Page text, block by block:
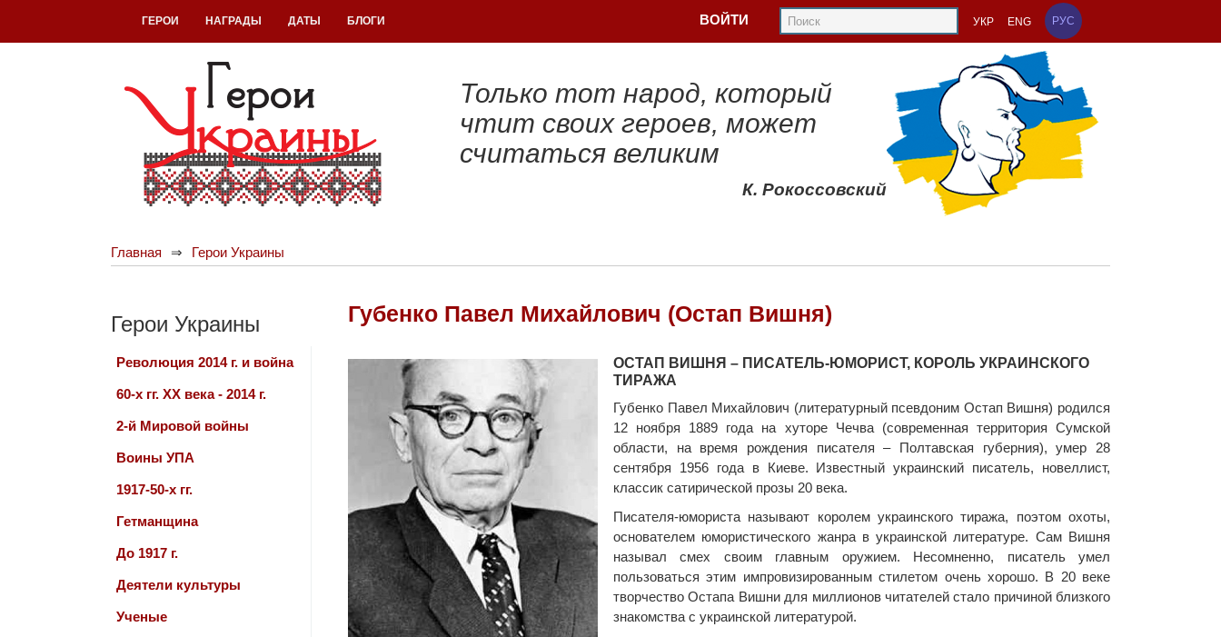
ГЕРОИ НАГРАДЫ ДАТЫ БЛОГИ ВОЙТИ УКР ENG РУС
Только тот народ, который
чтит своих героев, может
считаться великим
К. Рокоссовский
Главная Герои Украины
Губенко Павел Михайлович (Остап Вишня)
ОСТАП ВИШНЯ – ПИСАТЕЛЬ-ЮМОРИСТ, КОРОЛЬ УКРАИНСКОГО
ТИРАЖА
Губенко Павел Михайлович (литературный псевдоним Остап Вишня) родился
12 ноября 1889 года на хуторе Чечва (современная территория Сумской
области, на время рождения писателя – Полтавская губерния), умер 28
сентября 1956 года в Киеве. Известный украинский писатель, новеллист,
классик сатирической прозы 20 века.
Писателя-юмориста называют королем украинского тиража, поэтом охоты,
основателем юмористического жанра в украинской литературе. Сам Вишня
называл смех своим главным оружием. Несомненно, писатель умел
пользоваться этим импровизированным стилетом очень хорошо. В 20 веке
творчество Остапа Вишни для миллионов читателей стало причиной близкого
знакомства с украинской литературой.
Герои Украины
Революция 2014 г. и война
60-х гг. ХХ века - 2014 г.
2-й Мировой войны
Воины УПА
1917-50-х гг.
Гетманщина
До 1917 г.
Деятели культуры
Ученые